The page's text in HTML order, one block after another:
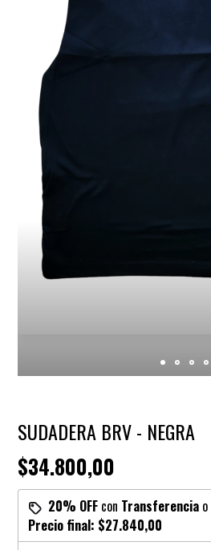
SUDADERA BRV - NEGRA
$34.800,00
20% OFF con Transferencia o
Precio final: $27.840,00